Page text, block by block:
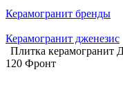
Керамогранит бренды
Керамогранит дженезис
Плитка керамогранит
120 Фронт